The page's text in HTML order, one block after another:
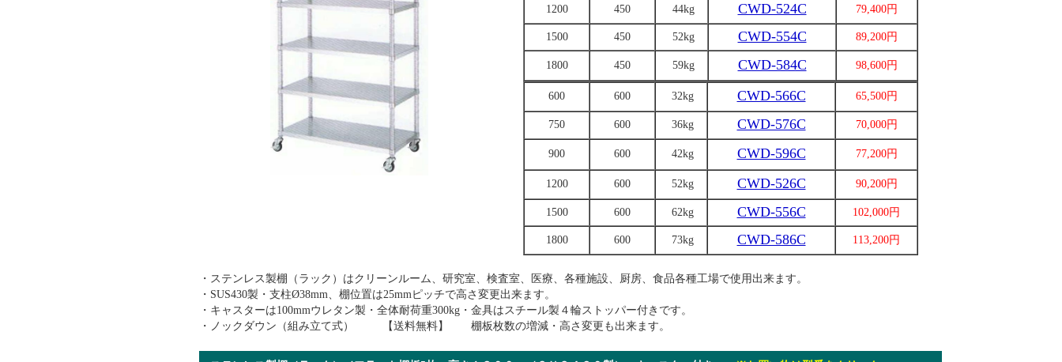
1200 450 44kg CWD-524C 79,400円
1500 450 52kg CWD-554C 89,200円
1800 450 59kg CWD-584C 98,600円
600 600 32kg CWD-566C 65,500円
750 600 36kg CWD-576C 70,000円
900 600 42kg CWD-596C 77,200円
1200 600 52kg CWD-526C 90,200円
1500 600 62kg CWD-556C 102,000円
1800 600 73kg CWD-586C 113,200円
・ステンレス製棚（ラック）はクリーンルーム、研究室、検査室、医療、各種施設、厨房、食品各種工場で使用出来ます。
・SUS430製・支柱Ø38mm、棚位置は25mmピッチで高さ変更出来ます。
・キャスターは100mmウレタン製・全体耐荷重300kg・金具はスチール製４輪ストッパー付きです。
・ノックダウン（組み立て式） 【送料無料】 棚板枚数の増減・高さ変更も出来ます。